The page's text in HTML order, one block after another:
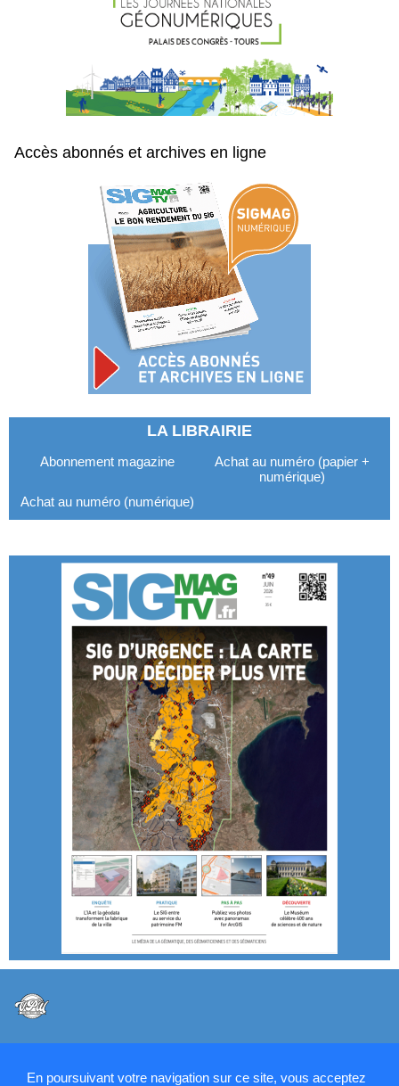
En poursuivant votre navigation sur ce site, vous acceptez
Accès abonnés et archives en ligne
LA LIBRAIRIE
Abonnement magazine
Achat au numéro (papier +
numérique)
Achat au numéro (numérique)